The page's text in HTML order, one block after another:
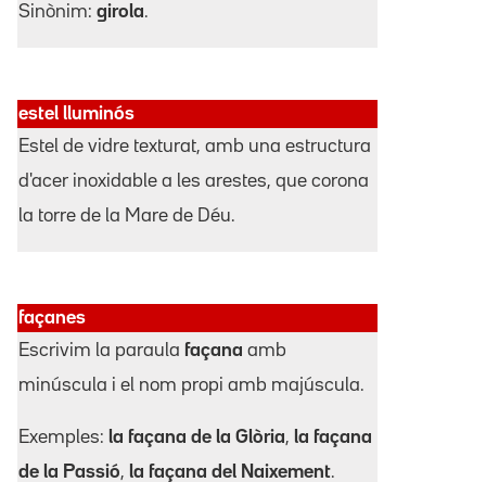
Sinònim: girola.
estel lluminós
Estel de vidre texturat, amb una estructura
d'acer inoxidable a les arestes, que corona
la torre de la Mare de Déu.
façanes
Escrivim la paraula façana amb
minúscula i el nom propi amb majúscula.
Exemples: la façana de la Glòria, la façana
de la Passió, la façana del Naixement.